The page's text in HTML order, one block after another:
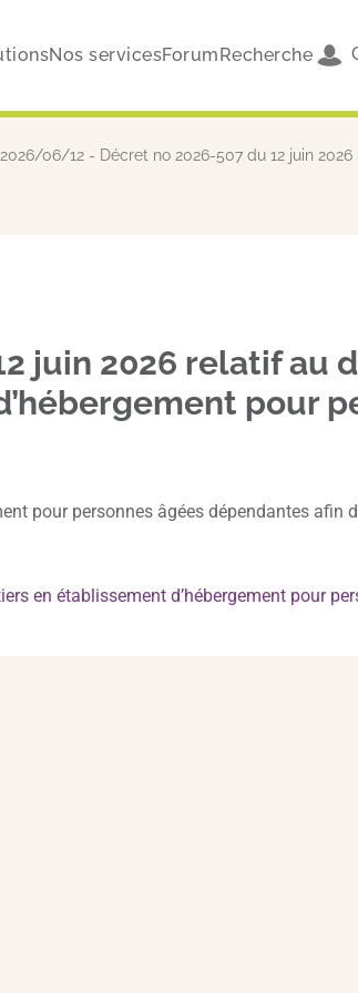
Nos servicesForumRecherche
2026/06/12 - Décret no 2026-507 du 12 juin
juin 2026 relatif au
pour
pour personnes âgées dépendantes
en établissement d’hébergement pour